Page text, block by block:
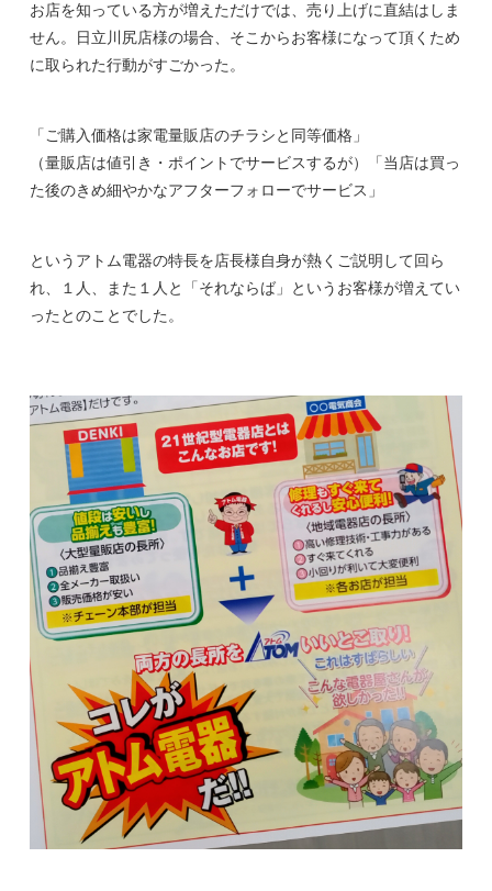
お店を知っている方が増えただけでは、売り上げに直結はしま
せん。日立川尻店様の場合、そこからお客様になって頂くため
に取られた行動がすごかった。
「ご購入価格は家電量販店のチラシと同等価格」
（量販店は値引き・ポイントでサービスするが）「当店は買っ
た後のきめ細やかなアフターフォローでサービス」
というアトム電器の特長を店長様自身が熱くご説明して回ら
れ、１人、また１人と「それならば」というお客様が増えてい
ったとのことでした。